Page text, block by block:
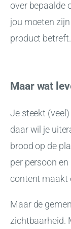
over bepaalde
jou moeten
product betreft.
Maar wat
Je steekt
daar wil je
brood op de
per persoon
content maakt
Maar de
zichtbaarheid.